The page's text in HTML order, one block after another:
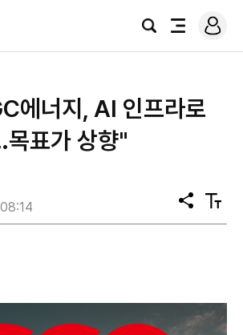
검
전
로
그
에너지, AI 인프라로
표가 상향"
공
유
텍
스